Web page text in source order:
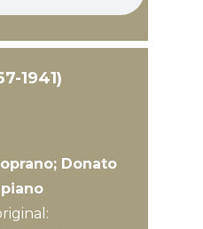
1941)
Donato